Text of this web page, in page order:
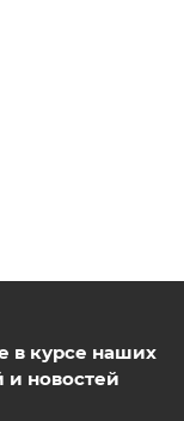
в курсе наших
и новостей